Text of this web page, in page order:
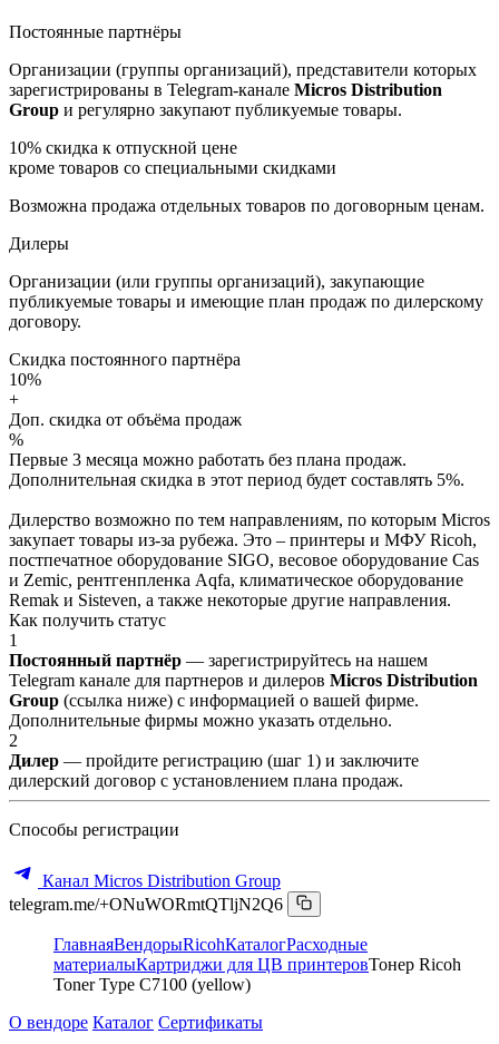
Постоянные партнёры
Организации (группы организаций), представители которых
зарегистрированы в Telegram-канале Micros Distribution
Group и регулярно закупают публикуемые товары.
10% скидка к отпускной цене
кроме товаров со специальными скидками
Возможна продажа отдельных товаров по договорным ценам.
Дилеры
Организации (или группы организаций), закупающие
публикуемые товары и имеющие план продаж по дилерскому
договору.
Скидка постоянного партнёра
10%
+
Доп. скидка от объёма продаж
%
Первые 3 месяца можно работать без плана продаж.
Дополнительная скидка в этот период будет составлять 5%.
Дилерство возможно по тем направлениям, по которым Micros
закупает товары из-за рубежа. Это – принтеры и МФУ Ricoh,
постпечатное оборудование SIGO, весовое оборудование Cas
и Zemic, рентгенпленка Aqfa, климатическое оборудование
Remak и Sisteven, а также некоторые другие направления.
Как получить статус
1
Постоянный партнёр — зарегистрируйтесь на нашем
Telegram канале для партнеров и дилеров Micros Distribution
Group (ссылка ниже) с информацией о вашей фирме.
Дополнительные фирмы можно указать отдельно.
2
Дилер — пройдите регистрацию (шаг 1) и заключите
дилерский договор с установлением плана продаж.
Способы регистрации
Канал Micros Distribution Group
telegram.me/+ONuWORmtQTljN2Q6
ГлавнаяВендорыRicohКаталогРасходные
материалыКартриджи для ЦВ принтеровТонер Ricoh
Toner Type C7100 (yellow)
О вендоре Каталог Сертификаты